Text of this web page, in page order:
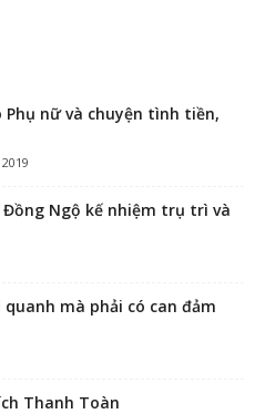
Phụ nữ và chuyện tình tiền,
Ngộ kế nhiệm trụ trì và
mà phải có can đảm
Thanh Toàn